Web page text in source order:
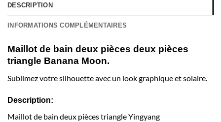
DESCRIPTION
INFORMATIONS COMPLÉMENTAIRES
Maillot de bain deux pièces deux pièces
triangle Banana Moon.
Sublimez votre silhouette avec un look graphique et solaire.
Description:
Maillot de bain deux pièces triangle Yingyang